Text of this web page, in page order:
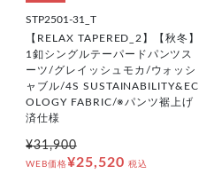
STP2501-31_T
【RELAX TAPERED_2】【秋冬】
1釦シングルテーパードパンツス
ーツ/グレイッシュモカ/ウォッシ
ャブル/4S SUSTAINABILITY&EC
OLOGY FABRIC/※パンツ裾上げ
済仕様
¥31,900
WEB価格¥25,520 税込